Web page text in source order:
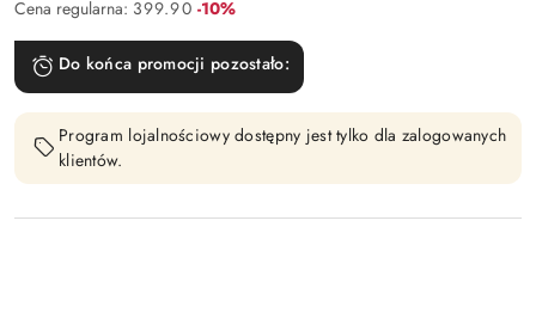
Cena regularna: 399.90 Rabat:
-10%
Do końca promocji pozostało:
Program lojalnościowy dostępny jest tylko dla zalogowanych
klientów.